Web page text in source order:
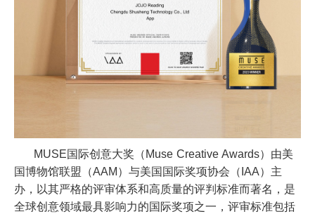
MUSE国际创意大奖（ Muse Creative Awards）由美
国博物馆联盟（AAM ）与美国国际奖项协会（ IAA）主
办，以其严格的评审体系和高质量的评判标准而著名，是
全球创意领域最具影响力的国际奖项之一，评审标准包括